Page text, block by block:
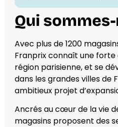
Qui
Avec plus de 1200
Franprix connaît une forte
région parisienne, et se
dans les grandes villes de
ambitieux projet
Ancrés au cœur de la vie
magasins proposent des